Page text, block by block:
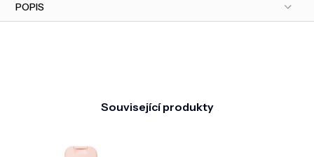
POPIS
Související produkty